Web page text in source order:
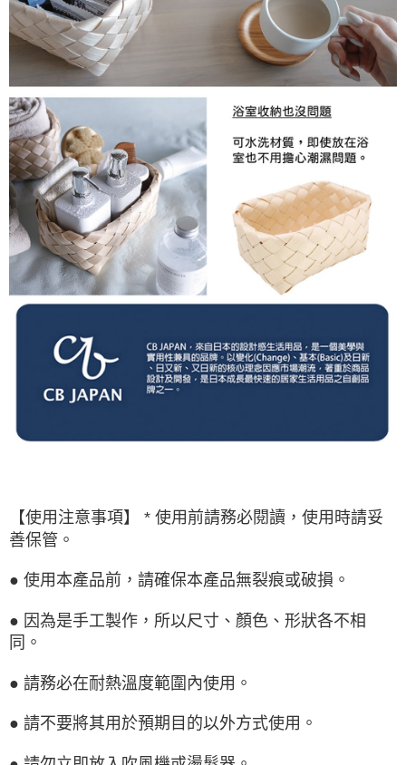
【使用注意事項】 * 使用前請務必閱讀，使用時請妥
善保管。
● 使用本產品前，請確保本產品無裂痕或破損。
● 因為是手工製作，所以尺寸、顏色、形狀各不相
同。
● 請務必在耐熱溫度範圍內使用。
● 請不要將其用於預期目的以外方式使用。